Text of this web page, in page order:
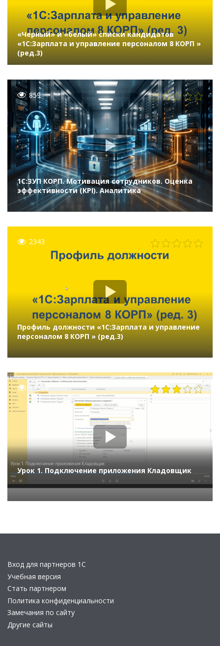
«Черный» и «белый» списки кандидатов
«1C:Зарплата и управление персоналом 8 КОРП »
(ред.3)
859
1С:ЗУП КОРП. Мотивация сотрудников. Оценка
эффективности (KPI). Аналитика
2343
Профиль должности «1C:Зарплата и управление
персоналом 8 КОРП » (ред.3)
14324
Урок 1. Подключение приложения Кладовщик
Вход для партнеров 1С
Учебная версия
Стать партнером
Политика конфиденциальности
Замечания по сайту
Другие сайты